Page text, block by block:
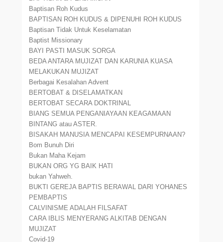
Baptisan Roh Kudus
BAPTISAN ROH KUDUS & DIPENUHI ROH KUDUS
Baptisan Tidak Untuk Keselamatan
Baptist Missionary
BAYI PASTI MASUK SORGA
BEDA ANTARA MUJIZAT DAN KARUNIA KUASA
MELAKUKAN MUJIZAT
Berbagai Kesalahan Advent
BERTOBAT & DISELAMATKAN
BERTOBAT SECARA DOKTRINAL
BIANG SEMUA PENGANIAYAAN KEAGAMAAN
BINTANG atau ASTER.
BISAKAH MANUSIA MENCAPAI KESEMPURNAAN?
Bom Bunuh Diri
Bukan Maha Kejam
BUKAN ORG YG BAIK HATI
bukan Yahweh.
BUKTI GEREJA BAPTIS BERAWAL DARI YOHANES
PEMBAPTIS
CALVINISME ADALAH FILSAFAT
CARA IBLIS MENYERANG ALKITAB DENGAN
MUJIZAT
Covid-19